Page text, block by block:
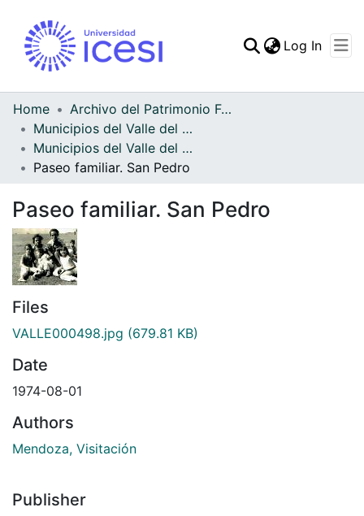
Log In
Home
Archivo del Patrimonio Fotográfico y Fílmico del Valle del Cauca
Municipios del Valle del Cauca
Municipios del Valle del Cauca
Paseo familiar. San Pedro
Paseo familiar. San Pedro
Files
VALLE000498.jpg (679.81 KB)
Date
1974-08-01
Authors
Mendoza, Visitación
Publisher